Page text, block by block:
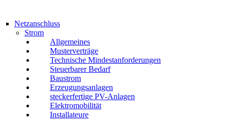
Netzanschluss
Strom
Allgemeines
Musterverträge
Technische Mindestanforderungen
Steuerbarer Bedarf
Baustrom
Erzeugungsanlagen
steckerfertige PV-Anlagen
Elektromobilität
Installateure